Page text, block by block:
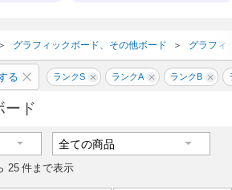
＞ グラフィックボード、その他ボード ＞ グラフィ
る ランクS ランクA ランクB
ード
25 件まで表示